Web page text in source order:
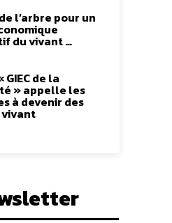
l’arbre pour un
du vivant …
GIEC de la
» appelle les
à devenir des